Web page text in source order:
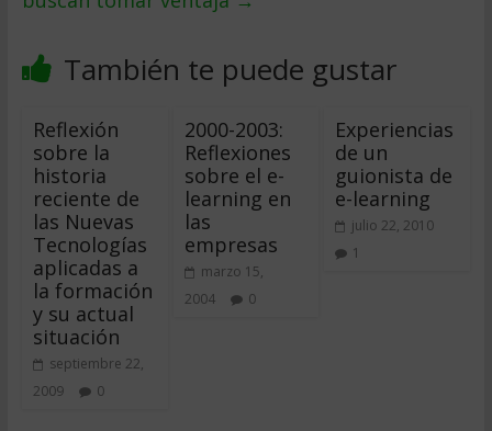
También te puede gustar
Reflexión
sobre la
historia
reciente de
las Nuevas
Tecnologías
aplicadas a
la formación
y su actual
situación
septiembre 22,
2009
0
2000-2003:
Reflexiones
sobre el e-
learning en
las
empresas
marzo 15,
2004
0
Experiencias
de un
guionista de
e-learning
julio 22, 2010
1